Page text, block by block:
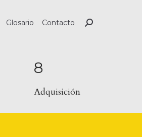
Glosario Contacto
8
Adquisición